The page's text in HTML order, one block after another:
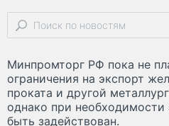
Минпромторг РФ пока не
ограничения на экспорт
проката и другой
однако при
быть задействован.